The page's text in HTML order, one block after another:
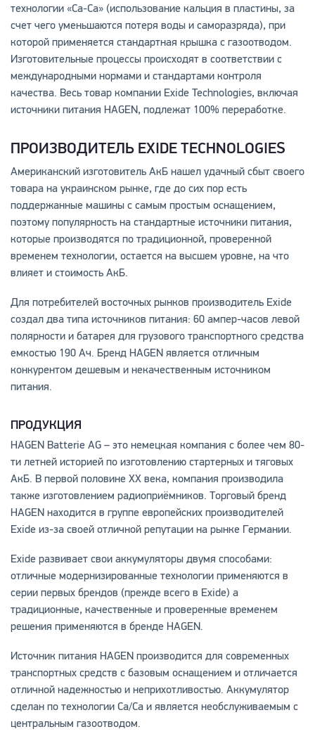
технологии «Са-Са» (использование кальция в пластины, за
счет чего уменьшаются потеря воды и саморазряда), при
которой применяется стандартная крышка с газоотводом.
Изготовительные процессы происходят в соответствии с
международными нормами и стандартами контроля
качества. Весь товар компании Exide Technologies, включая
источники питания HAGEN, подлежат 100% переработке.
ПРОИЗВОДИТЕЛЬ EXIDE TECHNOLOGIES
Американский изготовитель АкБ нашел удачный сбыт своего
товара на украинском рынке, где до сих пор есть
поддержанные машины с самым простым оснащением,
поэтому популярность на стандартные источники питания,
которые производятся по традиционной, проверенной
временем технологии, остается на высшем уровне, на что
влияет и стоимость АкБ.
Для потребителей восточных рынков производитель Exide
создал два типа источников питания: 60 ампер-часов левой
полярности и батарея для грузового транспортного средства
емкостью 190 Aч. Бренд HAGEN является отличным
конкурентом дешевым и некачественным источником
питания.
ПРОДУКЦИЯ
HAGEN Batterie AG – это немецкая компания с более чем 80-
ти летней историей по изготовлению стартерных и тяговых
АкБ. В первой половине ХХ века, компания производила
также изготовлением радиоприёмников. Торговый бренд
HAGEN находится в группе европейских производителей
Exide из-за своей отличной репутации на рынке Германии.
Exide развивает свои аккумуляторы двумя способами:
отличные модернизированные технологии применяются в
серии первых брендов (прежде всего в Exide) а
традиционные, качественные и проверенные временем
решения применяются в бренде HAGEN.
Источник питания HAGEN производится для современных
транспортных средств с базовым оснащением и отличается
отличной надежностью и неприхотливостью. Аккумулятор
сделан по технологии Ca/Ca и является необслуживаемым с
центральным газоотводом.